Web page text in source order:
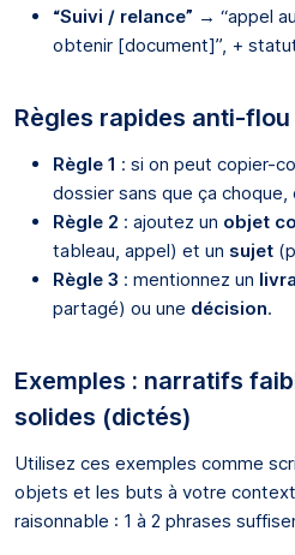
“Suivi / relance” → “appel
obtenir [document]”, +
Règles rapides anti-flou
Règle 1 : si on peut copier-
dossier sans que ça
Règle 2 : ajoutez un objet
tableau, appel) et un sujet
Règle 3 : mentionnez un
partagé) ou une décision.
Exemples : narratifs
solides (dictés)
Utilisez ces exemples comme
objets et les buts à votre
raisonnable : 1 à 2 phrases